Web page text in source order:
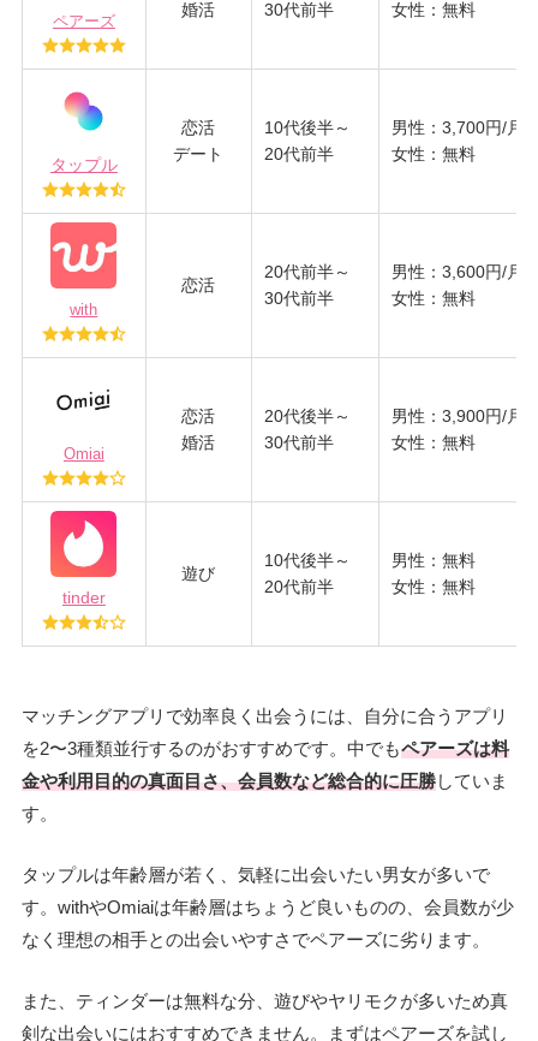
ペアーズ
婚活
30代前半
女性：無料
タップル
恋活
デート
10代後半～
20代前半
男性：3,700円/月
女性：無料
with
恋活
20代前半～
30代前半
男性：3,600円/月
女性：無料
Omiai
恋活
婚活
20代後半～
30代前半
男性：3,900円/月
女性：無料
tinder
遊び
10代後半～
20代前半
男性：無料
女性：無料
マッチングアプリで効率良く出会うには、自分に合うアプリ
を2〜3種類並行するのがおすすめです。中でもペアーズは料
金や利用目的の真面目さ、会員数など総合的に圧勝していま
す。
タップルは年齢層が若く、気軽に出会いたい男女が多いで
す。withやOmiaiは年齢層はちょうど良いものの、会員数が少
なく理想の相手との出会いやすさでペアーズに劣ります。
また、ティンダーは無料な分、遊びやヤリモクが多いため真
剣な出会いにはおすすめできません。まずはペアーズを試し